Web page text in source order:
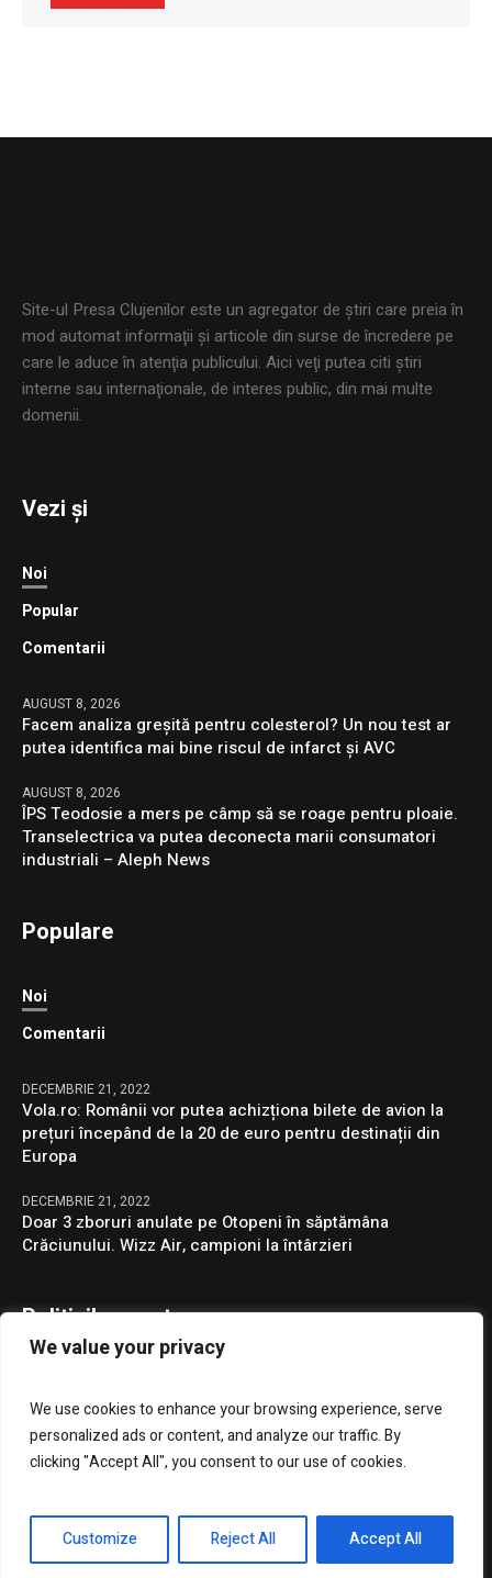
We value your privacy
We use cookies to enhance your browsing experience, serve
personalized ads or content, and analyze our traffic. By
clicking "Accept All", you consent to our use of cookies.
Customize Reject All Accept All
Site-ul Presa Clujenilor este un agregator de ştiri care preia în
mod automat informaţii şi articole din surse de încredere pe
care le aduce în atenţia publicului. Aici veţi putea citi ştiri
interne sau internaţionale, de interes public, din mai multe
domenii.
Vezi și
Noi
Popular
Comentarii
AUGUST 8, 2026
Facem analiza greșită pentru colesterol? Un nou test ar
putea identifica mai bine riscul de infarct și AVC
AUGUST 8, 2026
ÎPS Teodosie a mers pe câmp să se roage pentru ploaie.
Transelectrica va putea deconecta marii consumatori
industriali – Aleph News
Populare
Noi
Comentarii
DECEMBRIE 21, 2022
Vola.ro: Românii vor putea achizționa bilete de avion la
prețuri începând de la 20 de euro pentru destinații din
Europa
DECEMBRIE 21, 2022
Doar 3 zboruri anulate pe Otopeni în săptămâna
Crăciunului. Wizz Air, campioni la întârzieri
Politicile noastre
GDPR
Presa Clujenilor © 2023 / Toate drepturile rezervate